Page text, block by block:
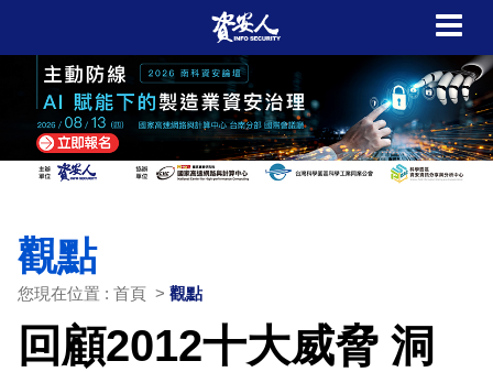
觀點
您現在位置 : 首頁 > 觀點
回顧2012十大威脅 洞